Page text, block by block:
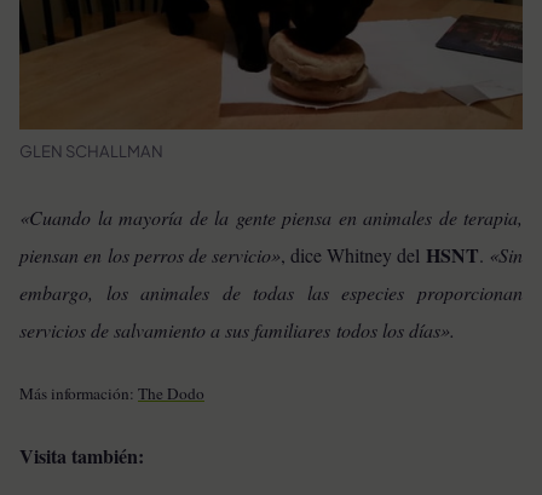
GLEN SCHALLMAN
«Cuando la mayoría de la gente piensa en animales de terapia,
piensan en los perros de servicio», dice Whitney del HSNT. «Sin
embargo, los animales de todas las especies proporcionan
servicios de salvamiento a sus familiares todos los días».
Más información: The Dodo
Visita también: